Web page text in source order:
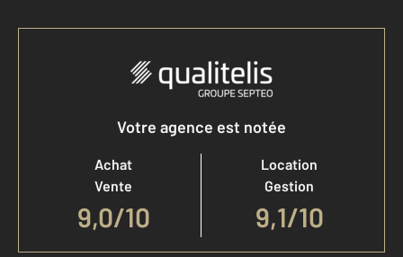
Votre agence est notée
Achat
Vente
9,0/10
Location
Gestion
9,1/10